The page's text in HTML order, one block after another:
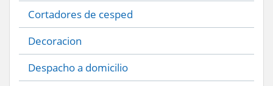
Cortadores de cesped
Decoracion
Despacho a domicilio